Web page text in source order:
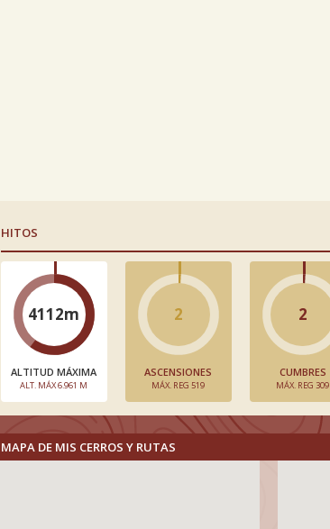
HITOS
4112m
ALTITUD MÁXIMA
ALT. MÁX 6.961 M
2
ASCENSIONES
MÁX. REG 519
2
CUMBRES
MÁX. REG 309
MAPA DE MIS CERROS Y RUTAS